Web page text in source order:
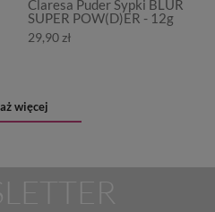
Claresa Puder Sypki BLUR
SUPER POW(D)ER - 12g
29,90 zł
więcej